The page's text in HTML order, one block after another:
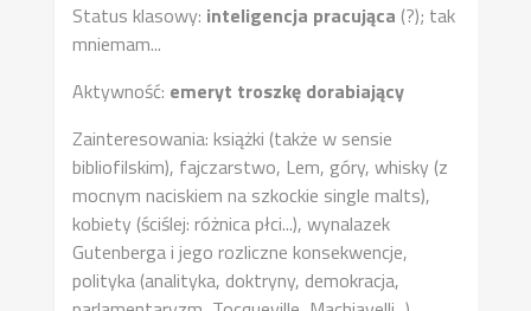
Status klasowy: inteligencja pracująca (?); tak
mniemam...
Aktywność: emeryt troszkę dorabiający
Zainteresowania: książki (także w sensie
bibliofilskim), fajczarstwo, Lem, góry, whisky (z
mocnym naciskiem na szkockie single malts),
kobiety (ściślej: różnica płci...), wynalazek
Gutenberga i jego rozliczne konsekwencje,
polityka (analityka, doktryny, demokracja,